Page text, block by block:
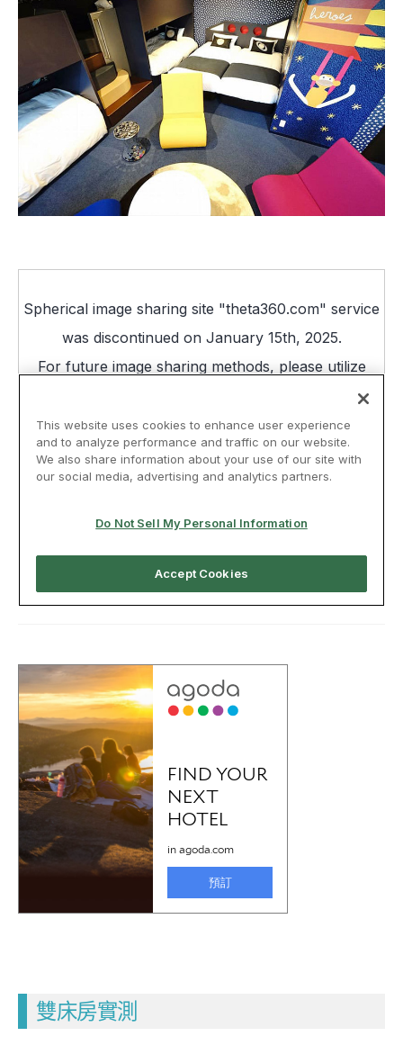
雙床房實測